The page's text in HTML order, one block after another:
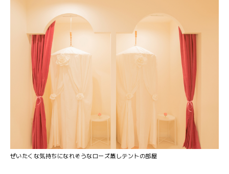
ぜいたくな気持ちになれそうなローズ蒸しテントの部屋